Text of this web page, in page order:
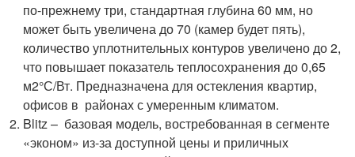
по-прежнему три, стандартная глубина 60 мм, но
может быть увеличена до 70 (камер будет пять),
количество уплотнительных контуров увеличено до 2,
что повышает показатель теплосохранения до 0,65
м2°С/Вт. Предназначена для остекления квартир,
офисов в районах с умеренным климатом.
Blitz – базовая модель, востребованная в сегменте
«эконом» из-за доступной цены и приличных